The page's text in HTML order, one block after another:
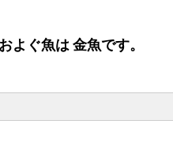
よぐ魚は 金魚です。